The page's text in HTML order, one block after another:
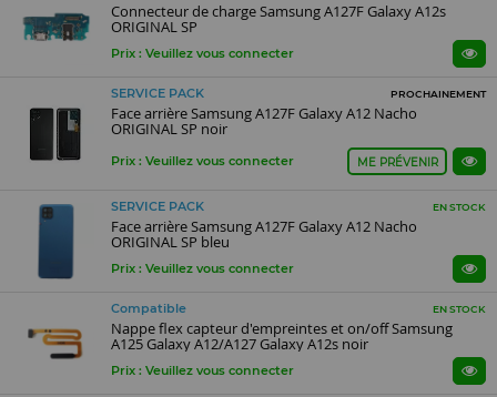
Connecteur de charge Samsung A127F Galaxy A12s
ORIGINAL SP
Prix : Veuillez vous connecter
SERVICE PACK PROCHAINEMENT
Face arrière Samsung A127F Galaxy A12 Nacho
ORIGINAL SP noir
Prix : Veuillez vous connecter ME PRÉVENIR
SERVICE PACK EN STOCK
Face arrière Samsung A127F Galaxy A12 Nacho
ORIGINAL SP bleu
Prix : Veuillez vous connecter
Compatible EN STOCK
Nappe flex capteur d'empreintes et on/off Samsung
A125 Galaxy A12/A127 Galaxy A12s noir
Prix : Veuillez vous connecter